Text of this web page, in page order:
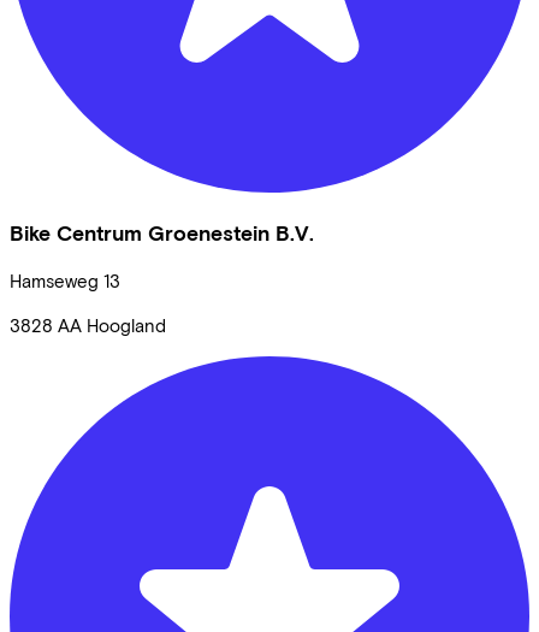
Bike Centrum Groenestein B.V.
Hamseweg 13
3828 AA Hoogland